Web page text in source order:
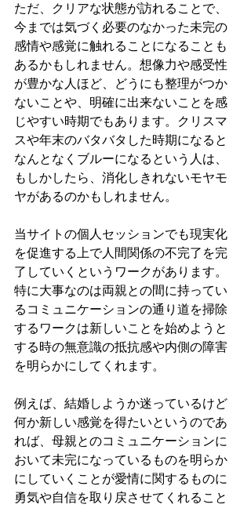
ただ、クリアな状態が訪れることで、
今までは気づく必要のなかった未完の
感情や感覚に触れることになることも
あるかもしれません。想像力や感受性
が豊かな人ほど、どうにも整理がつか
ないことや、明確に出来ないことを感
じやすい時期でもあります。クリスマ
スや年末のバタバタした時期になると
なんとなくブルーになるという人は、
もしかしたら、消化しきれないモヤモ
ヤがあるのかもしれません。
当サイトの個人セッションでも現実化
を促進する上で人間関係の不完了を完
了していくというワークがあります。
特に大事なのは両親との間に持ってい
るコミュニケーションの通り道を掃除
するワークは新しいことを始めようと
する時の無意識の抵抗感や内側の障害
を明らかにしてくれます。
例えば、結婚しようか迷っているけど
何か新しい感覚を得たいというのであ
れば、母親とのコミュニケーションに
おいて未完になっているものを明らか
にしていくことが愛情に関するものに
勇気や自信を取り戻させてくれること